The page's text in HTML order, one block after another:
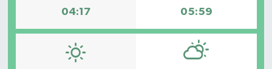
04:17 05:59